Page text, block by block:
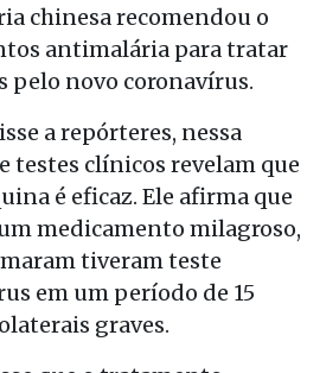
chinesa recomendou o
antimalária para tratar
pelo novo coronavírus.
a repórteres, nessa
testes clínicos revelam que
é eficaz. Ele afirma que
medicamento milagroso,
tiveram teste
em um período de 15
graves.